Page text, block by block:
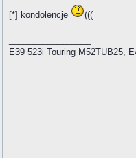
[*] kondolencje (((
E39 523i Touring M52TUB25,